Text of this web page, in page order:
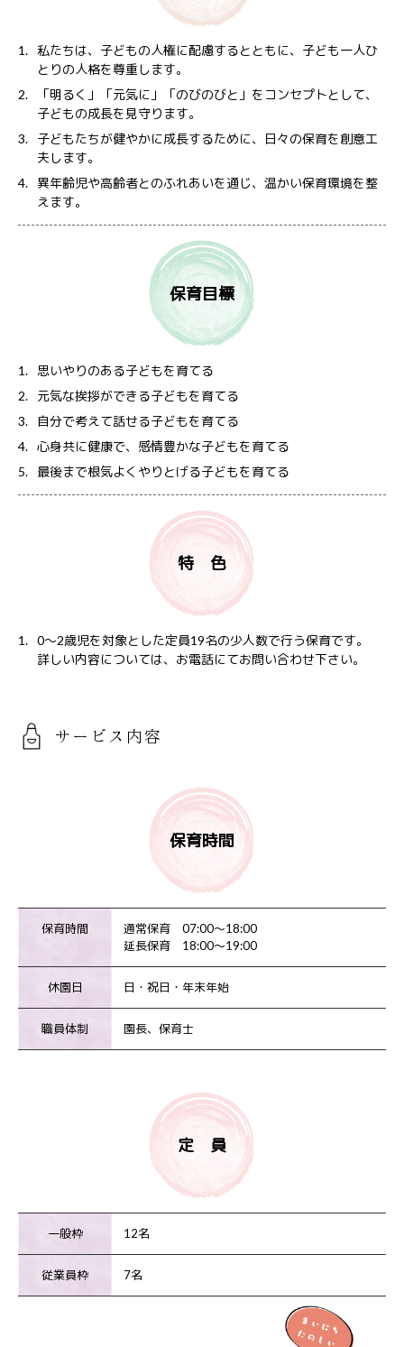
私たちは、子どもの人権に配慮するとともに、子ども一人ひ
とりの人格を尊重します。
「明るく」「元気に」「のびのびと」をコンセプトとして、
子どもの成長を見守ります。
子どもたちが健やかに成長するために、日々の保育を創意工
夫します。
異年齢児や高齢者とのふれあいを通じ、温かい保育環境を整
えます。
保育目標
思いやりのある子どもを育てる
元気な挨拶ができる子どもを育てる
自分で考えて話せる子どもを育てる
心身共に健康で、感情豊かな子どもを育てる
最後まで根気よくやりとげる子どもを育てる
特 色
0～2歳児を対象とした定員19名の少人数で行う保育です。
詳しい内容については、お電話にてお問い合わせ下さい。
サービス内容
保育時間
保育時間
通常保育 07:00～18:00
延長保育 18:00～19:00
休園日 日・祝日・年末年始
職員体制 園長、保育士
定 員
一般枠 12名
従業員枠 7名